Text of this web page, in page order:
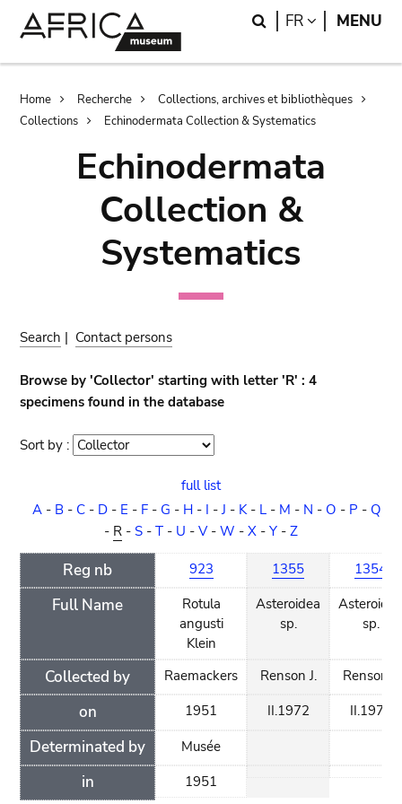
Search
FR LANGUAGE
MENU
Breadcrumb
Home Recherche
Collections, archives et bibliothèques
Collections
Echinodermata Collection & Systematics
Echinodermata
Collection &
Systematics
Search | Contact persons
Browse by 'Collector' starting with letter 'R' : 4
specimens found in the database
Sort by : Sort
full list
A- B- C- D- E - F- G - H- I -J - K- L- M - N - O - P - Q
- R - S - T - U - V- W - X - Y - Z
Reg nb
Full Name
Collected by
on
Determinated by
in
923
Rotula
angusti
Klein
Raemackers
1951
Musée
1951
1355
Asteroidea
sp.
Renson J.
II.1972
1354
sp.
Renson J.
II.1972